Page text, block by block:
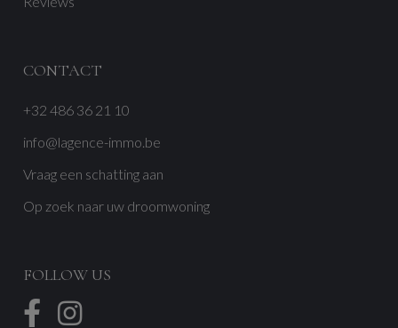
CONTACT
+32 486 36 21 10
info@lagence-immo.be
Vraag een schatting aan
Op zoek naar uw droomwoning
FOLLOW US